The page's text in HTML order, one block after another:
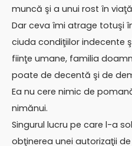
muncă şi a unui rost în
Dar ceva îmi atrage totuşi
ciuda condiţiilor indecente
fiinţe umane, familia
poate de decentă şi de
Ea nu cere nimic de
nimănui.
Singurul lucru pe care l-a
obţinerea unei autorizaţii